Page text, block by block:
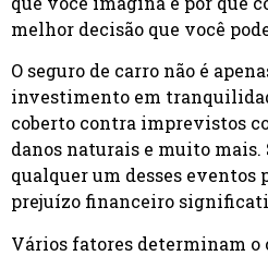
melhor decisão que você
O seguro de carro não é
investimento em
coberto contra imprevistos
danos naturais e muito mais.
qualquer um desses eventos
prejuízo financeiro
Vários fatores determinam o